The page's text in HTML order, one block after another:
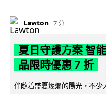
Lawton 7 分
夏日守護方案 智
品限時優惠 7 折
伴隨着盛夏燦爛的陽光，不少